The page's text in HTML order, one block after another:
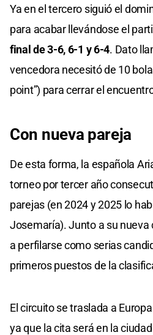
Ya en el tercero siguió el
para acabar llevándose el
final de 3-6, 6-1 y 6-4. Dato
vencedora necesitó de 10
point”) para cerrar el
Con nueva pareja
De esta forma, la española
torneo por tercer año
parejas (en 2024 y 2025 lo
Josemaría). Junto a su
a perfilarse como serias
primeros puestos de la
El circuito se traslada a
ya que la cita será en la